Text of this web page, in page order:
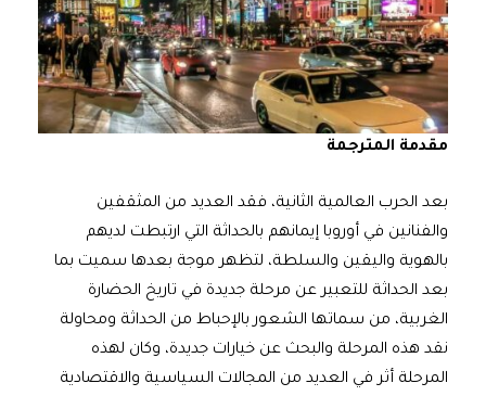
مقدمة المترجمة
بعد الحرب العالمية الثانية، فقد العديد من المثقفين
والفنانين في أوروبا إيمانهم بالحداثة التي ارتبطت لديهم
بالهوية واليقين والسلطة، لتظهر موجة بعدها سميت بما
بعد الحداثة للتعبير عن مرحلة جديدة في تاريخ الحضارة
الغربية، من سماتها الشعور بالإحباط من الحداثة ومحاولة
نقد هذه المرحلة والبحث عن خيارات جديدة، وكان لهذه
المرحلة أثر في العديد من المجالات السياسية والاقتصادية